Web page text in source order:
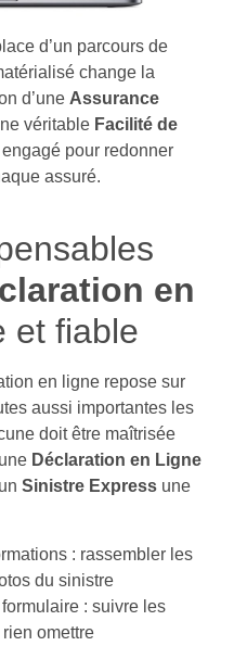
d’un parcours de
change la
d’une Assurance
véritable Facilité de
pour redonner
assuré.
en
et fiable
en ligne repose sur
aussi importantes les
doit être maîtrisée
Déclaration en Ligne
Sinistre Express une
: rassembler les
du sinistre
: suivre les
omettre